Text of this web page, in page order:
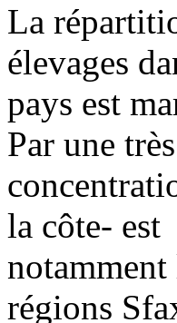
La
élevages
pays est
Par une
la côte-
régions